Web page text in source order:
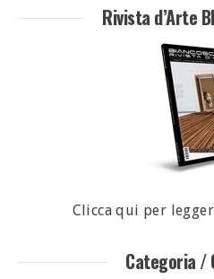
Rivista d’Arte
Clicca qui per
Categoria /